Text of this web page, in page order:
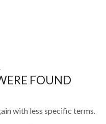
FOUND
with less specific terms.